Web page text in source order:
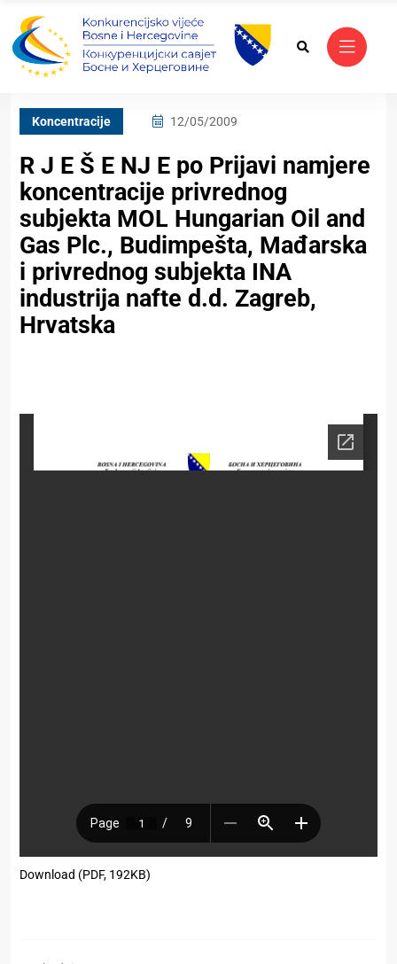
Koncentracije 12/05/2009
R J E Š E NJ E po Prijavi namjere
koncentracije privrednog
subjekta MOL Hungarian Oil and
Gas Plc., Budimpešta, Mađarska
i privrednog subjekta INA
industrija nafte d.d. Zagreb,
Hrvatska
Download (PDF, 192KB)